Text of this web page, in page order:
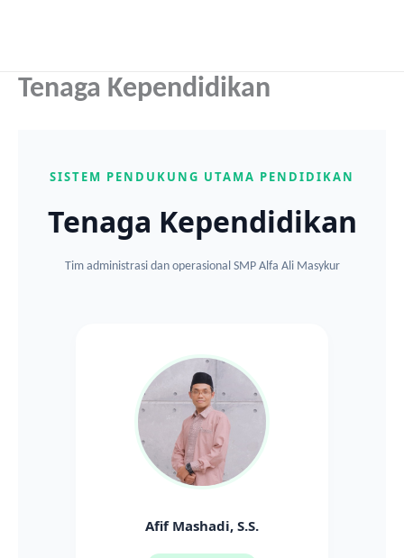
Tenaga Kependidikan
SISTEM PENDUKUNG UTAMA PENDIDIKAN
Tenaga Kependidikan
Tim administrasi dan operasional SMP Alfa Ali Masykur
Afif Mashadi, S.S.